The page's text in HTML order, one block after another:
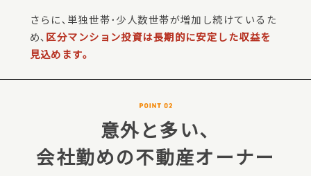
さらに､単独世帯･少人数世帯が増加し続けているた
め､ 区分マンション投資は長期的に安定した収益を
見込めます。
意外と多い､
会社勤めの不動産オーナー